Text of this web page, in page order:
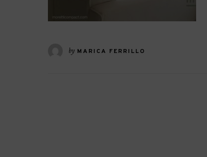
by MARICA FERRILLO